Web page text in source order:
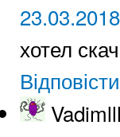
хотел
Відповісти